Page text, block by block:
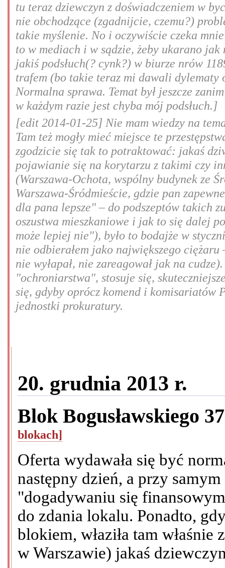
tu teraz dziewczyn z doświadczeniem w
nie obchodzące (zgadnijcie, czemu?)
takie myślenie. No i oczywiście czeka
to w mediach i w sądzie, żeby ukarano
jakiś podsłuch(? cynk?) w biurze nrów
trafem (bo takie teraz mi dawali dylematy
Normalna sprawa. Temat był jeszcze
w każdym razie jest chyba mój podsłuch.]
[edit 2014-01-25] Nie mam wiedzy na
Tam też mogły mieć miejsce te
zgodzicie się tak to potraktować: jakaś
pojawianie się na korytarzu z takimi czy
(Warszawa-Ochota, wspólny budynek ze
Warszawa-Śródmieście, gdzie pan
dla pana lepsze" – do podszeptów takich
oszustwa mieszkaniowe i jak to się dalej
może lepiej nie"), było to bodajże w
nie odbierałem jako największego
nie wyłapał, nie zareagował jak na
"ochroniarstwa", stosuje się,
się, gdyby oprócz komend i komisariatów
jednostki prokuratury.
20. grudnia 2013 r.
Blok Bogusławskiego
blokach]
Oferta wydawała się być
następny dzień, a przy
"dogadywaniu się
do zdania lokalu. Ponadto,
blokiem, właziła tam właśnie
w Warszawie) jakaś